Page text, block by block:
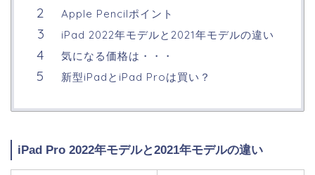
Apple Pencilポイント
iPad 2022年モデルと2021年モデルの違い
気になる価格は・・・
新型iPadとiPad Proは買い？
iPad Pro 2022年モデルと2021年モデルの違い